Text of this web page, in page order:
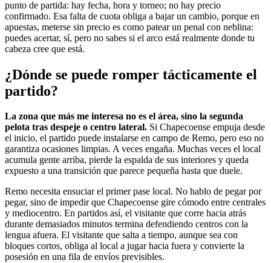
punto de partida: hay fecha, hora y torneo; no hay precio
confirmado. Esa falta de cuota obliga a bajar un cambio, porque en
apuestas, meterse sin precio es como patear un penal con neblina:
puedes acertar, sí, pero no sabes si el arco está realmente donde tu
cabeza cree que está.
¿Dónde se puede romper tácticamente el
partido?
La zona que más me interesa no es el área, sino la segunda
pelota tras despeje o centro lateral. Si Chapecoense empuja desde
el inicio, el partido puede instalarse en campo de Remo, pero eso no
garantiza ocasiones limpias. A veces engaña. Muchas veces el local
acumula gente arriba, pierde la espalda de sus interiores y queda
expuesto a una transición que parece pequeña hasta que duele.
Remo necesita ensuciar el primer pase local. No hablo de pegar por
pegar, sino de impedir que Chapecoense gire cómodo entre centrales
y mediocentro. En partidos así, el visitante que corre hacia atrás
durante demasiados minutos termina defendiendo centros con la
lengua afuera. El visitante que salta a tiempo, aunque sea con
bloques cortos, obliga al local a jugar hacia fuera y convierte la
posesión en una fila de envíos previsibles.